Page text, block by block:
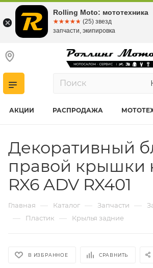
АКЦИИ РАСПРОДАЖА
Декоративный
правой крышки
RX6 ADV RX401
Главная — Каталог — Запчасти —
— Пластик — Крылья задние
В ИЗБРАННОЕ СРАВНИТЬ
Rolling Moto: мототехника
☆☆☆☆☆
★★★★★ (25) звезд
запчасти, экипировка